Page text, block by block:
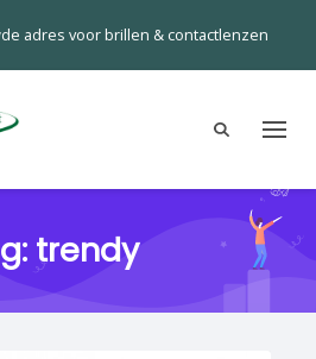
adres voor brillen & contactlenzen
trendy